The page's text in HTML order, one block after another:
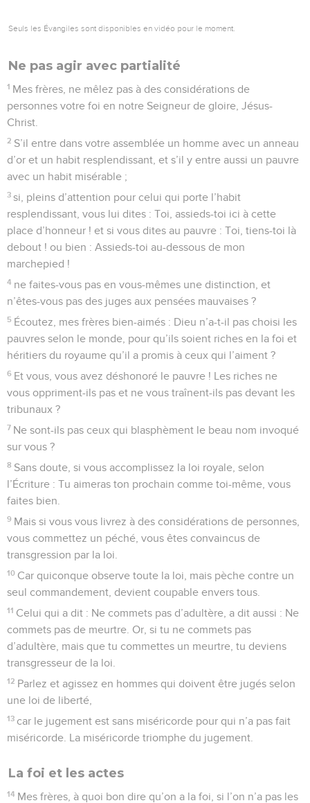
20
Mais veux-tu comprendre, homme vain, que la foi sans les
21 Abraham, notre père, ne fut-il pas justifié par les œuvres,
pour avoir offert son fils Isaac sur l’autel ?
Tu vois que la foi agissait avec ses œuvres, et que par les
œuvres sa foi fut rendue parfaite.
23
Ainsi s’accomplit ce que dit l’Écriture : Abraham crut à
Dieu, et cela lui fut compté comme justice ; et il fut appelé
ami de Dieu.
24
Vous le voyez, c’est par les œuvres que l’homme est
justifié, et non par la foi seulement.
25 Rahab la prostituée ne fut-elle pas également justifiée par
les œuvres, pour avoir reçu les messagers et les avoir fait
partir par un autre chemin ?
26 Comme le corps sans esprit est mort, de même la foi sans
les œuvres est morte.
© Société biblique française – Bibli’O, 1978, avec autorisation. Pour vous procurer
une Bible imprimée, rendez-vous sur www.editionsbiblio.fr
Jacques 3
Seuls les Évangiles sont disponibles en vidéo pour le moment.
La langue
1 Ne soyez pas nombreux à vouloir être docteurs, mes frères,
car vous savez que nous subirons un jugement plus sévère.
2 Nous bronchons tous de plusieurs manières. Si quelqu’un
ne bronche pas en paroles, c’est un homme parfait, capable
de tenir tout son corps en bride.
3 Si nous mettons le mors dans la bouche des chevaux, pour
qu’ils nous obéissent, nous dirigeons aussi leur corps tout
entier.
4 Voyez encore les navires : si grands qu’ils soient, et
poussés par des vents impétueux, ils sont dirigés par un très
petit gouvernail au gré du pilote.
5 De même, la langue est un petit membre, mais elle a de
grandes prétentions. Voyez comme un petit feu peut
embraser une grande forêt !
l’injustice : la langue a sa place parmi nos membres, elle
souille tout le corps et embrase tout le cours de l’existence,